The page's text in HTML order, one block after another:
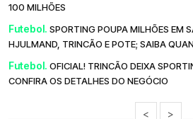
100 MILHÕES
Futebol. SPORTING POUPA MILHÕES EM
HJULMAND, TRINCÃO E POTE; SAIBA
Futebol. OFICIAL! TRINCÃO DEIXA
CONFIRA OS DETALHES DO NEGÓCIO
< >